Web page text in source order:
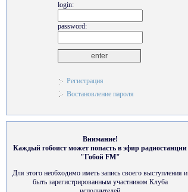
login:
password:
Регистрация
Востановление пароля
Внимание!
Каждый гобоист может попасть в эфир радиостанции
"Гобой FM"
Для этого необходимо иметь запись своего выступления и
быть зарегистрированным участником Клуба